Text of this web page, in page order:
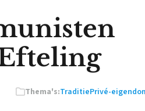
Thema's:TraditiePrivé-